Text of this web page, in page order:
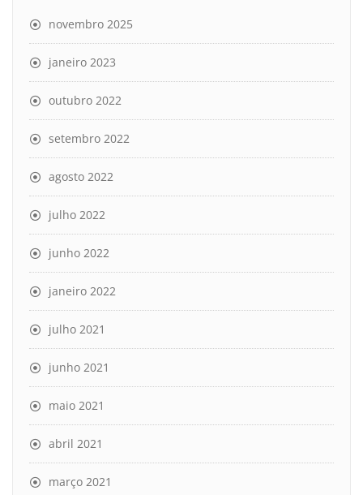
novembro 2025
janeiro 2023
outubro 2022
setembro 2022
agosto 2022
julho 2022
junho 2022
janeiro 2022
julho 2021
junho 2021
maio 2021
abril 2021
março 2021